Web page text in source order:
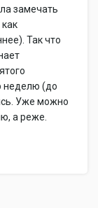
замечать
Так что
неделю (до
Уже можно
а реже.